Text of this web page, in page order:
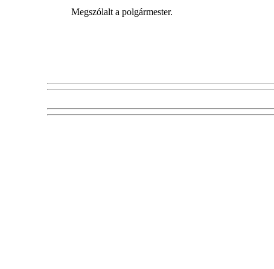
Megszólalt a polgármester.